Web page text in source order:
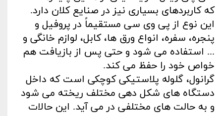
که کاربردهای بسیاری نیز در صنایع کلان دارد.
این نوع از پی‌ وی‌ سی مستقیماً در پروفیل و
پنجره، سفره، انواع ورق‌ ها، کابل، لوازم‌ خانگی و
... استفاده می‌ شود و حتی پس از بازیافت هم
خواص خود را حفظ می‌ کند.
گرانول، گلوله پلاستیکی کوچکی است که داخل
دستگاه‌ های شکل‌ دهی مختلف ریخته می‌ شود
و به حالت‌ های مختلفی در می‌ آید. این حالات